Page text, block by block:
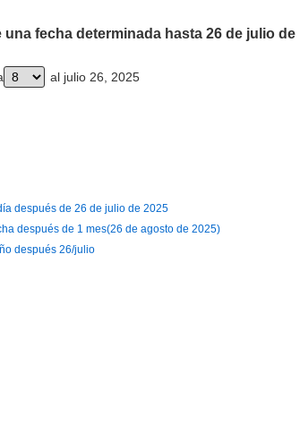
fecha determinada hasta 26 de julio de
al julio 26, 2025
después de 26 de julio de 2025
después de 1 mes(26 de agosto de 2025)
después 26/julio